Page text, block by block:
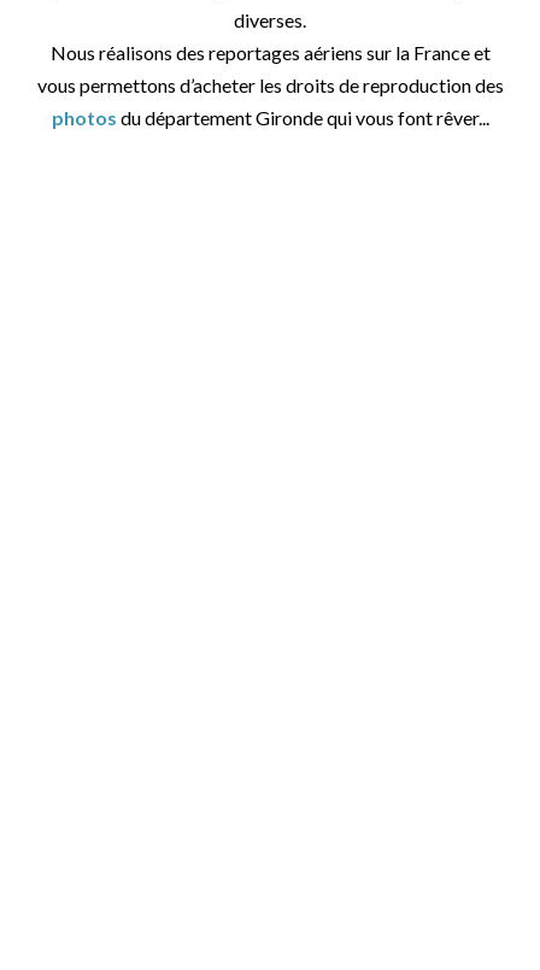
diverses.
Nous réalisons des reportages aériens sur la France et
vous permettons d’acheter les droits de reproduction des
photos du département Gironde qui vous font rêver...